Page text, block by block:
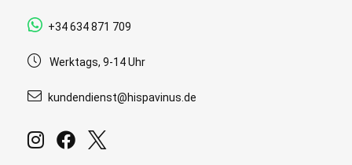
+34 634 871 709
Werktags, 9-14 Uhr
kundendienst@hispavinus.de